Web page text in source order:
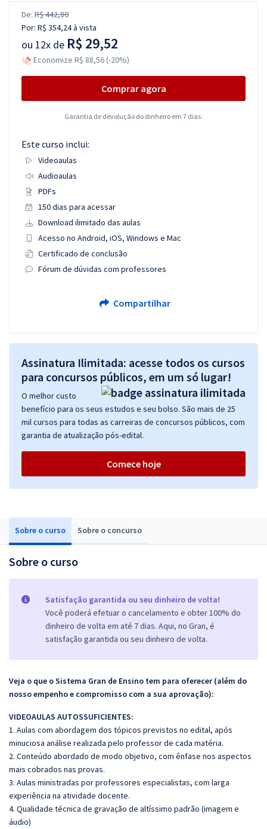
Sobre o curso Sobre o concurso
Sobre o curso
Satisfação garantida ou seu dinheiro de volta!
Você poderá efetuar o cancelamento e obter 100% do
dinheiro de volta em até 7 dias. Aqui, no Gran, é
satisfação garantida ou seu dinheiro de volta.
Veja o que o Sistema Gran de Ensino tem para oferecer (além do
nosso empenho e compromisso com a sua aprovação):
VIDEOAULAS AUTOSSUFICIENTES:
1. Aulas com abordagem dos tópicos previstos no edital, após
minuciosa análise realizada pelo professor de cada matéria.
2. Conteúdo abordado de modo objetivo, com ênfase nos aspectos
mais cobrados nas provas.
3. Aulas ministradas por professores especialistas, com larga
experiência na atividade docente.
4. Qualidade técnica de gravação de altíssimo padrão (imagem e
áudio)
De: R$ 442,80
Por: R$ 354,24à vista
ou 12x de R$ 29,52
Economize R$ 88,56 (-20%)
Comprar agora
Garantia de devolução do dinheiro em 7 dias.
Este curso inclui:
Videoaulas
Audioaulas
PDFs
150 dias para acessar
Download ilimitado das aulas
Acesso no Android, iOS, Windows e Mac
Certificado de conclusão
Fórum de dúvidas com professores
Compartilhar
Assinatura Ilimitada: acesse todos os cursos
para concursos públicos, em um só lugar!
O melhor custo
benefício para os seus estudos e seu bolso. São mais de 25
mil cursos para todas as carreiras de concursos públicos, com
garantia de atualização pós-edital.
Comece hoje